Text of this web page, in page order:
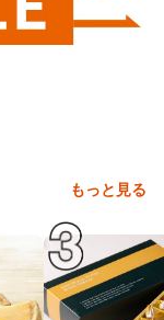
もっと見る